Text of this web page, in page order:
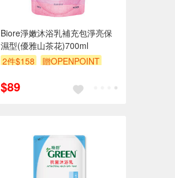
Biore淨嫩沐浴乳補充包淨亮保
濕型(優雅山茶花)700ml
2件$158
贈OPENPOINT
$89